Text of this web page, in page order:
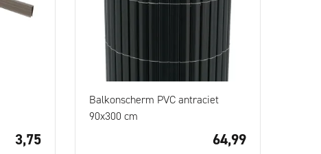
3,75
Balkonscherm PVC antraciet
90x300 cm
64,99